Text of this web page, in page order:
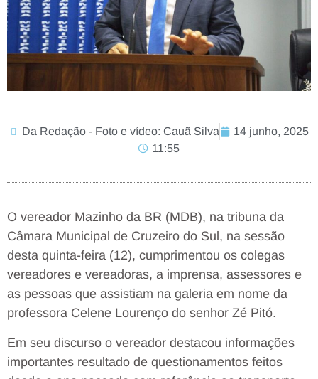
Da Redação - Foto e vídeo: Cauã Silva
14 junho, 2025
11:55
O vereador Mazinho da BR (MDB), na tribuna da
Câmara Municipal de Cruzeiro do Sul, na sessão
desta quinta-feira (12), cumprimentou os colegas
vereadores e vereadoras, a imprensa, assessores e
as pessoas que assistiam na galeria em nome da
professora Celene Lourenço do senhor Zé Pitó.
Em seu discurso o vereador destacou informações
importantes resultado de questionamentos feitos